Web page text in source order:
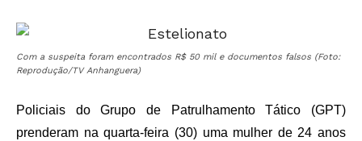
Com a suspeita foram encontrados R$ 50 mil e documentos falsos (Foto:
Reprodução/TV Anhanguera)
Policiais do Grupo de Patrulhamento Tático (GPT)
prenderam na quarta-feira (30) uma mulher de 24 anos